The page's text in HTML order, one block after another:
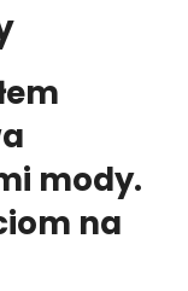
mody.
na